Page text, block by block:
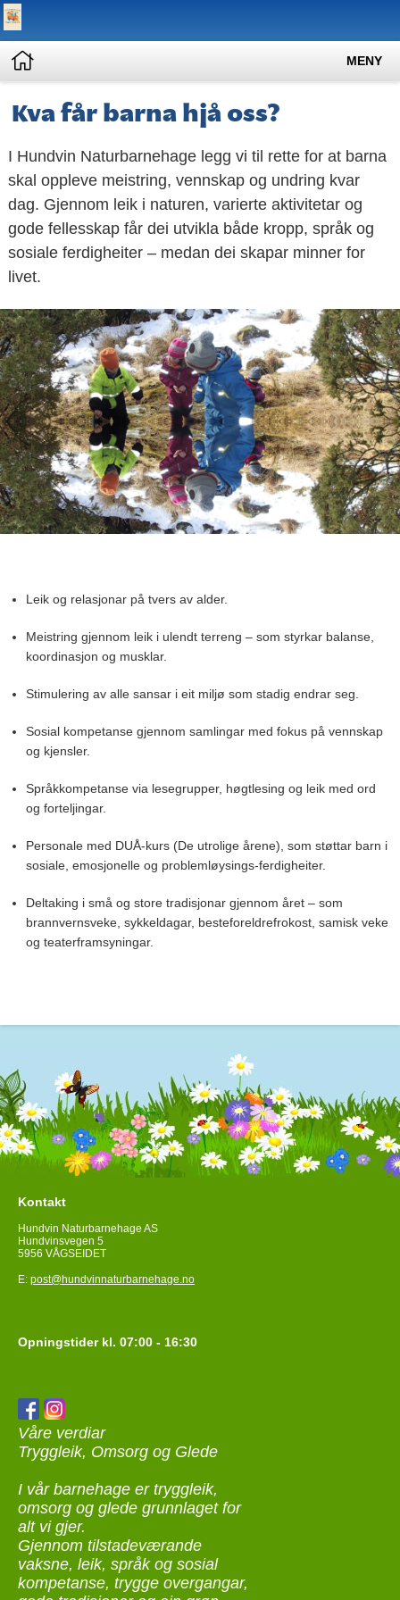
MENY
Kva får barna hjå oss?
I Hundvin Naturbarnehage legg vi til rette for at barna
skal oppleve meistring, vennskap og undring kvar
dag. Gjennom leik i naturen, varierte aktivitetar og
gode fellesskap får dei utvikla både kropp, språk og
sosiale ferdigheiter – medan dei skapar minner for
livet.
Leik og relasjonar på tvers av alder.
Meistring gjennom leik i ulendt terreng – som styrkar balanse,
koordinasjon og musklar.
Stimulering av alle sansar i eit miljø som stadig endrar seg.
Sosial kompetanse gjennom samlingar med fokus på vennskap
og kjensler.
Språkkompetanse via lesegrupper, høgtlesing og leik med ord
og forteljingar.
Personale med DUÅ-kurs (De utrolige årene), som støttar barn i
sosiale, emosjonelle og problemløysings-ferdigheiter.
Deltaking i små og store tradisjonar gjennom året – som
brannvernsveke, sykkeldagar, besteforeldrefrokost, samisk veke
og teaterframsyningar.
Kontakt
Hundvin Naturbarnehage AS
Hundvinsvegen 5
5956 VÅGSEIDET
E: post@hundvinnaturbarnehage.no
Opningstider kl. 07:00 - 16:30
Våre verdiar
Tryggleik, Omsorg og Glede
I vår barnehage er tryggleik,
omsorg og glede grunnlaget for
alt vi gjer.
Gjennom tilstadeværande
vaksne, leik, språk og sosial
kompetanse, trygge overgangar,